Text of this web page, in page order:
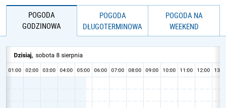
POGODA
GODZINOWA
POGODA
DŁUGOTERMINOWA
POGODA NA
WEEKEND